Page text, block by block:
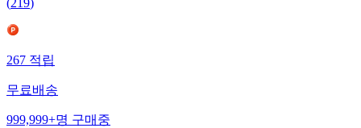
(219)
267적립
무료배송
999,999+명구매중